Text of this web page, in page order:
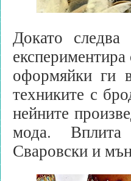
Докато
оформяйки ги
техниките с
нейните
мода. Вплита
Сваровски и